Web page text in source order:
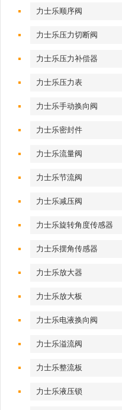
力士乐顺序阀
力士乐压力切断阀
力士乐压力补偿器
力士乐压力表
力士乐手动换向阀
力士乐密封件
力士乐流量阀
力士乐节流阀
力士乐减压阀
力士乐旋转角度传感器
力士乐摆角传感器
力士乐放大器
力士乐放大板
力士乐电液换向阀
力士乐溢流阀
力士乐整流板
力士乐液压锁